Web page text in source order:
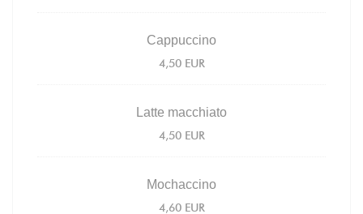
Cappuccino
4,50 EUR
Latte macchiato
4,50 EUR
Mochaccino
4,60 EUR